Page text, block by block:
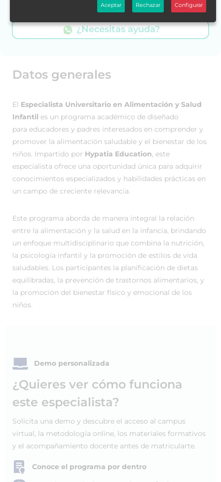
Datos generales
El Especialista Universitario en Alimentación y Salud
Infantil es un programa académico de diseñado
para educadores y padres interesados en comprender y
promover la alimentación saludable y el bienestar de los
niños. Impartido por Hypatia Education, este
especialista ofrece una oportunidad única para adquirir
conocimientos especializados y habilidades prácticas en
un campo de creciente relevancia.
Este programa aborda de manera integral la relación
entre la alimentación y la salud en la infancia, brindando
un enfoque multidisciplinario que combina la nutrición,
la psicología infantil y la promoción de estilos de vida
saludables. Los participantes la planificación de dietas
equilibradas, la prevención de trastornos alimentarios, y
la promoción del bienestar físico y emocional de los
niños.
Demo personalizada
¿Quieres ver cómo funciona
este especialista?
Solicita una demo y descubre el acceso al campus
virtual, la metodología online, los materiales formativos
y el acompañamiento docente antes de matricularte.
Conoce el programa por dentro
Escríbenos por WhatsApp.
¿Necesitas ayuda?
Aceptar Rechazar Configurar